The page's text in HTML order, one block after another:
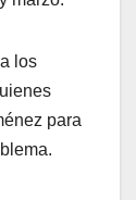
los
para